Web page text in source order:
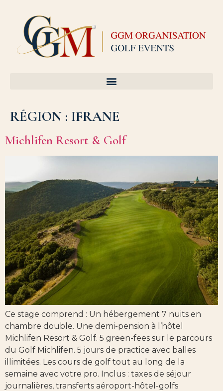
RÉGION : IFRANE
Michlifen Resort & Golf
Ce stage comprend : Un hébergement 7 nuits en
chambre double. Une demi-pension à l’hôtel
Michlifen Resort & Golf. 5 green-fees sur le parcours
du Golf Michlifen. 5 jours de practice avec balles
illimitées. Les cours de golf tout au long de la
semaine avec votre pro. Inclus : taxes de séjour
journalières, transferts aéroport-hôtel-golfs